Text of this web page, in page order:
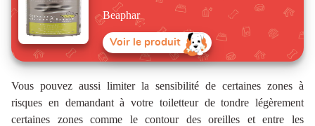
Beaphar
Voir le produit
Vous pouvez aussi limiter la sensibilité de certaines zones à
risques en demandant à votre toiletteur de tondre légèrement
certaines zones comme le contour des oreilles et entre les